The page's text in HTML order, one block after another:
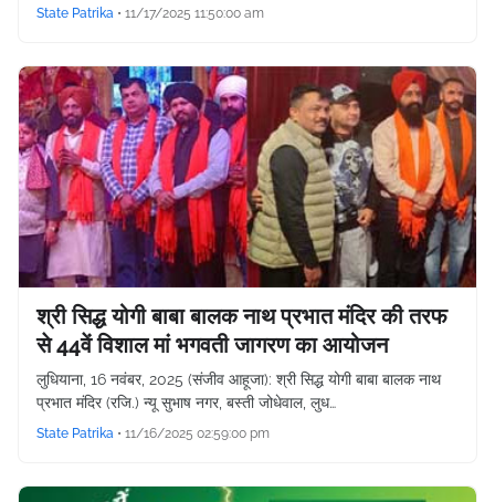
State Patrika • 11/17/2025 11:50:00 am
श्री सिद्ध योगी बाबा बालक नाथ प्रभात मंदिर की तरफ
से 44वें विशाल मां भगवती जागरण का आयोजन
लुधियाना, 16 नवंबर, 2025 (संजीव आहूजा): श्री सिद्ध योगी बाबा बालक नाथ
प्रभात मंदिर (रजि.) न्यू सुभाष नगर, बस्ती जोधेवाल, लुध…
State Patrika • 11/16/2025 02:59:00 pm